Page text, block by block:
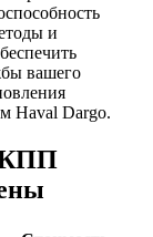
и
вашего
Haval Dargo.
КПП